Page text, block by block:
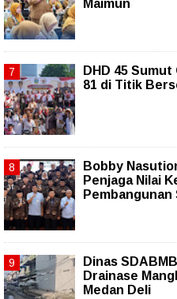
Maimun
DHD 45 Sumut
81 di Titik
Bobby
Penjaga Nilai
Pembangunan
Dinas
Drainase
Medan Deli